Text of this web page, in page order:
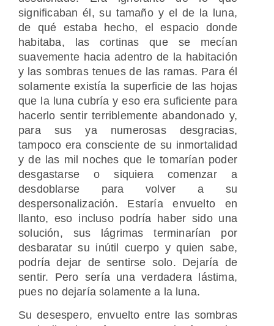
significaban él, su tamaño y el de la luna,
de qué estaba hecho, el espacio donde
habitaba, las cortinas que se mecían
suavemente hacia adentro de la habitación
y las sombras tenues de las ramas. Para él
solamente existía la superficie de las hojas
que la luna cubría y eso era suficiente para
hacerlo sentir terriblemente abandonado y,
para sus ya numerosas desgracias,
tampoco era consciente de su inmortalidad
y de las mil noches que le tomarían poder
desgastarse o siquiera comenzar a
desdoblarse para volver a su
despersonalización. Estaría envuelto en
llanto, eso incluso podría haber sido una
solución, sus lágrimas terminarían por
desbaratar su inútil cuerpo y quien sabe,
podría dejar de sentirse solo. Dejaría de
sentir. Pero sería una verdadera lástima,
pues no dejaría solamente a la luna.
Su desespero, envuelto entre las sombras